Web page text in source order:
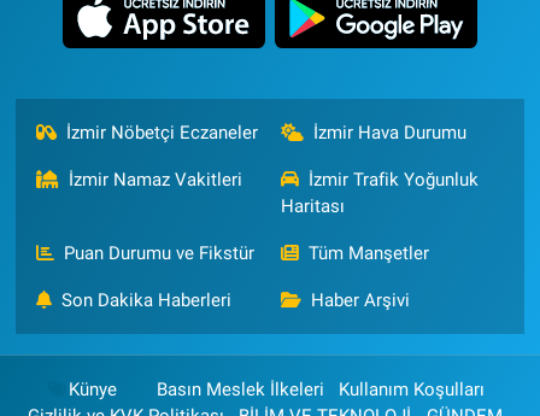
İzmir Nöbetçi Eczaneler İzmir Hava Durumu
İzmir Namaz Vakitleri
İzmir Trafik Yoğunluk
Haritası
Puan Durumu ve Fikstür Tüm Manşetler
Son Dakika Haberleri Haber Arşivi
Künye Basın Meslek İlkeleri
Kullanım Koşulları